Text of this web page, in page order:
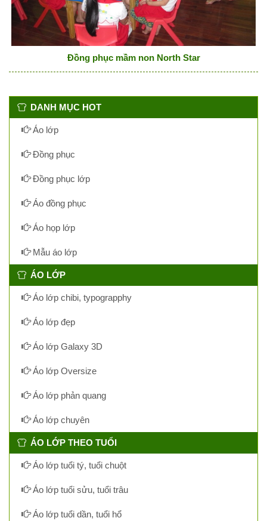
Đồng phục mầm non North Star
DANH MỤC HOT
Áo lớp
Đồng phục
Đồng phục lớp
Áo đồng phục
Áo họp lớp
Mẫu áo lớp
ÁO LỚP
Áo lớp chibi, typograpphy
Áo lớp đẹp
Áo lớp Galaxy 3D
Áo lớp Oversize
Áo lớp phản quang
Áo lớp chuyên
ÁO LỚP THEO TUỔI
Áo lớp tuổi tý, tuổi chuột
Áo lớp tuổi sửu, tuổi trâu
Áo lớp tuổi dần, tuổi hổ